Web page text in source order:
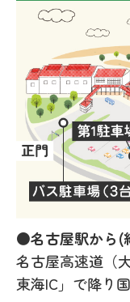
●名古屋駅から(
名古屋高速道（
東海IC」で降り